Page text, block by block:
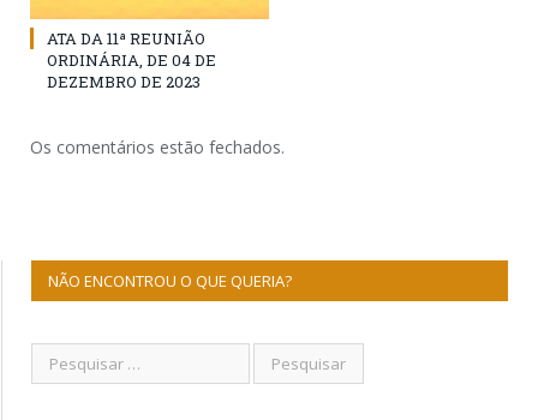
ATA DA 11ª REUNIÃO
ORDINÁRIA, DE 04 DE
DEZEMBRO DE 2023
Os comentários estão fechados.
NÃO ENCONTROU O QUE QUERIA?